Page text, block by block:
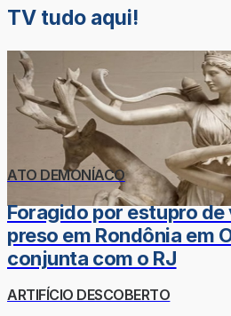
TV tudo aqui!
ATO DEMONÍACO
Foragido por estupro de
preso em Rondônia em
conjunta com o RJ
ARTIFÍCIO DESCOBERTO